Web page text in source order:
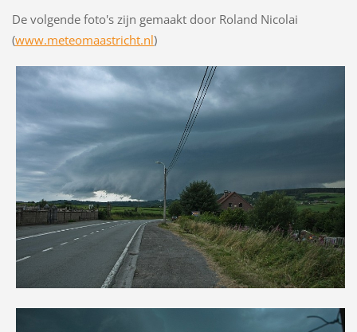
De volgende foto's zijn gemaakt door Roland Nicolai
(www.meteomaastricht.nl)